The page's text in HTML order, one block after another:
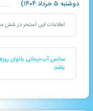
دوشنبه ۵ خرداد ۱۴۰۴)
اطلاعات این استخر در شش
باشد.